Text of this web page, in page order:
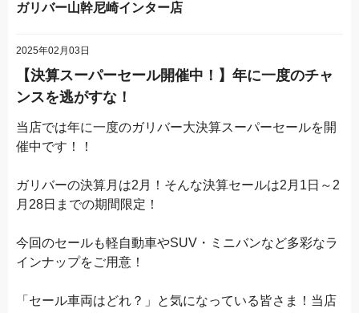
ガリバー山幹尼崎インター店
2025年02月03日
【決算スーパーセール開催中！】年に一度のチャ
ンスを逃がすな！
当店では年に一度のガリバー大決算スーパーセールを開
催中です！！
ガリバーの決算月は2月！そんな決算セールは2月1日～2
月28日までの期間限定！
今回のセールも軽自動車やSUV・ミニバンなど多彩なラ
インナップをご用意！
「セール車両はどれ？」と気になっている皆さま！当店